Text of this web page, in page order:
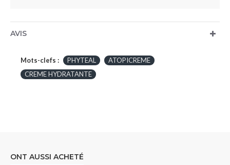
AVIS
Mots-clefs : PHYTEAL
ATOPICREME
CREME HYDRATANTE
ONT AUSSI ACHETÉ